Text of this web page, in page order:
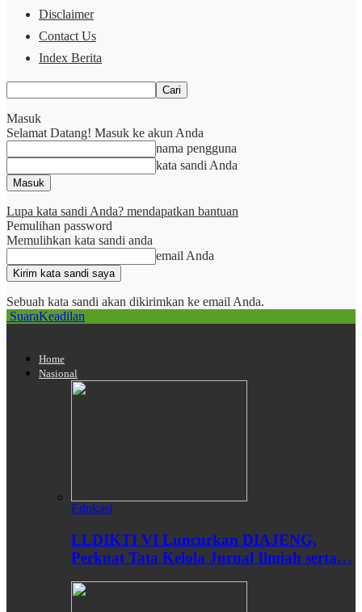
Disclaimer
Contact Us
Index Berita
Masuk
Selamat Datang! Masuk ke akun Anda
nama pengguna
kata sandi Anda
Lupa kata sandi Anda? mendapatkan bantuan
Pemulihan password
Memulihkan kata sandi anda
email Anda
Sebuah kata sandi akan dikirimkan ke email Anda.
SuaraKeadilan
Home
Nasional
Edukasi
LLDIKTI VI Luncurkan DIAJENG,
Perkuat Tata Kelola Jurnal Ilmiah serta…